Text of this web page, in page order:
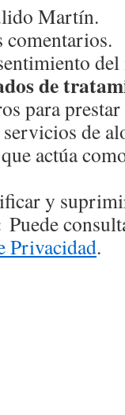
Martín.
del
de
para
de
actúa
y
Puede
Privacidad.